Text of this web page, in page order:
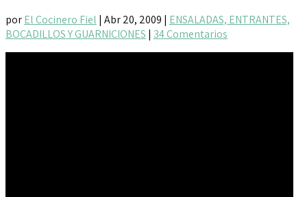
porEl Cocinero Fiel | Abr 20, 2009 | ENSALADAS, ENTRANTES,
BOCADILLOS Y GUARNICIONES | 34 Comentarios